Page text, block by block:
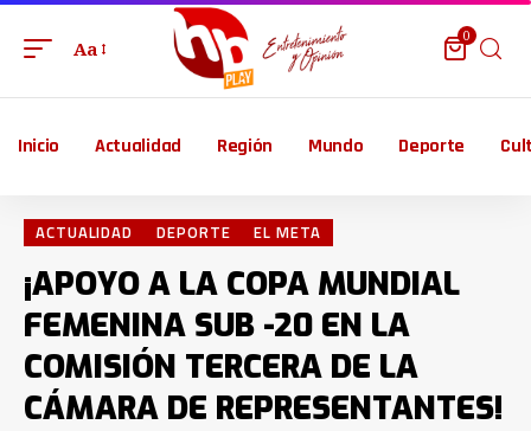
Aa
0
Inicio Actualidad Región Mundo Deporte
ACTUALIDAD DEPORTE EL META
¡APOYO A LA COPA MUNDIAL
FEMENINA SUB -20 EN LA
COMISIÓN TERCERA DE LA
CÁMARA DE REPRESENTANTES!